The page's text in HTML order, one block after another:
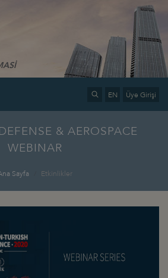
EN Üye Girişi
& AEROSPACE
WEBINAR
Sayfa Etkinlikler